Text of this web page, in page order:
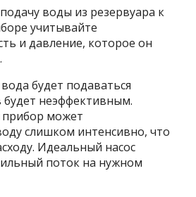
воды из резервуара к
учитывайте
и давление, которое он
будет подаваться
неэффективным.
может
слишком интенсивно, что
Идеальный насос
поток на нужном